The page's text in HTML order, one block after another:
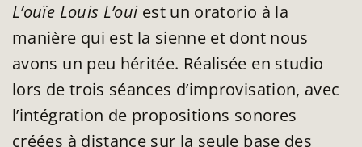
L’ouïe Louis L’ouiest un oratorio à la
manière qui est la sienne et dont nous
avons un peu héritée. Réalisée en studio
lors de trois séances d’improvisation, avec
l’intégration de propositions sonores
créées à distance sur la seule base des